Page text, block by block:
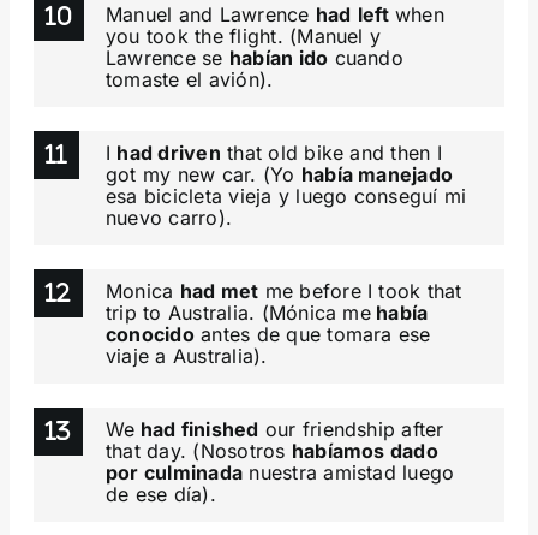
Manuel and Lawrence had leftwhen
you took the flight. (Manuel y
Lawrence se habían ido cuando
tomaste el avión).
I had driven that old bike and then I
got my new car. (Yo había manejado
esa bicicleta vieja y luego conseguí mi
nuevo carro).
Monica had met me before I took that
trip to Australia. (Mónica mehabía
conocidoantes de que tomara ese
viaje a Australia).
We had finished our friendship after
that day. (Nosotros habíamos dado
por culminada nuestra amistad luego
de ese día).